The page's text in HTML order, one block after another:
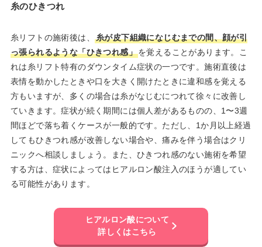
糸のひきつれ
糸リフトの施術後は、
糸が皮下組織になじむまでの間、顔が引
っ張られるような「ひきつれ感」を覚えることがあります。こ
れは糸リフト特有のダウンタイム症状の一つです。施術直後は
表情を動かしたときや口を大きく開けたときに違和感を覚える
方もいますが、多くの場合は糸がなじむにつれて徐々に改善し
ていきます。症状が続く期間には個人差があるものの、1〜3週
間ほどで落ち着くケースが一般的です。ただし、1か月以上経過
してもひきつれ感が改善しない場合や、痛みを伴う場合はクリ
ニックへ相談しましょう。また、ひきつれ感のない施術を希望
する方は、症状によってはヒアルロン酸注入のほうが適してい
る可能性があります。
ヒアルロン酸について
詳しくはこちら